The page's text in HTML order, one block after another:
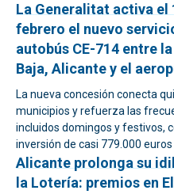
La Generalitat activa el
febrero el nuevo
autobús CE-714 entre
Baja, Alicante y el
La nueva concesión conecta
municipios y refuerza las
incluidos domingos y festivos,
inversión de casi 779.000 euros
Alicante prolonga su
la Lotería: premios en